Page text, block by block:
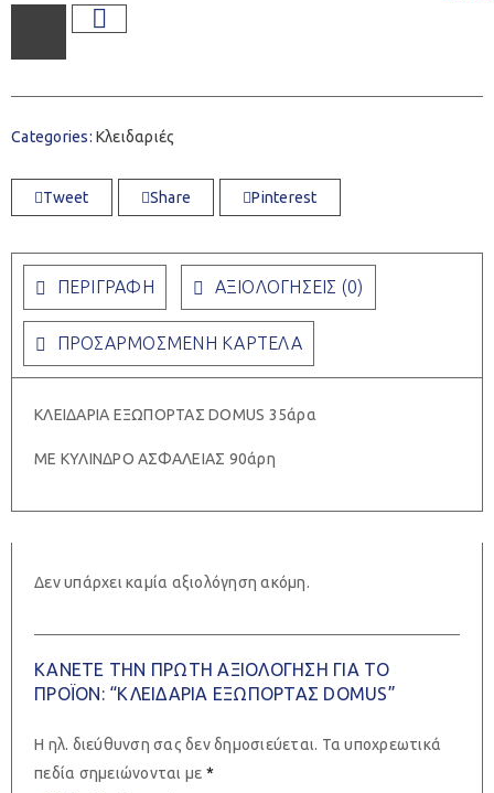
Categories: Κλειδαριές
Tweet Share Pinterest
ΠΕΡΙΓΡΑΦΉ ΑΞΙΟΛΟΓΉΣΕΙΣ (0)
ΠΡΟΣΑΡΜΟΣΜΈΝΗ ΚΑΡΤΈΛΑ
ΚΛΕΙΔΑΡΙΑ ΕΞΩΠΟΡΤΑΣ DOMUS 35άρα
ΜΕ ΚΥΛΙΝΔΡΟ ΑΣΦΑΛΕΙΑΣ 90άρη
Δεν υπάρχει καμία αξιολόγηση ακόμη.
ΚΆΝΕΤΕ ΤΗΝ ΠΡΏΤΗ ΑΞΙΟΛΌΓΗΣΗ ΓΙΑ ΤΟ
ΠΡΟΪΌΝ: “ΚΛΕΙΔΑΡΙΑ ΕΞΩΠΟΡΤΑΣ DOMUS”
Η ηλ. διεύθυνση σας δεν δημοσιεύεται. Τα υποχρεωτικά
πεδία σημειώνονται με *